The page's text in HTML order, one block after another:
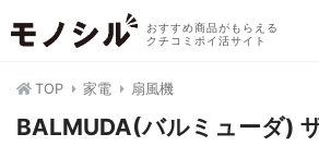
おすすめ商品がもらえる
クチコミポイ活サイト
TOP 家電 扇風機
BALMUDA(バルミューダ)